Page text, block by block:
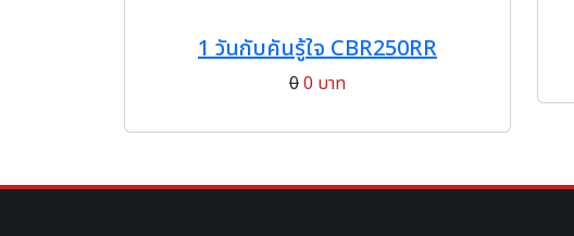
1 วันกับคันรู้ใจ CBR250RR
00 บาท